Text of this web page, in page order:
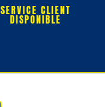
SERVICE CLIENT
DISPONIBLE